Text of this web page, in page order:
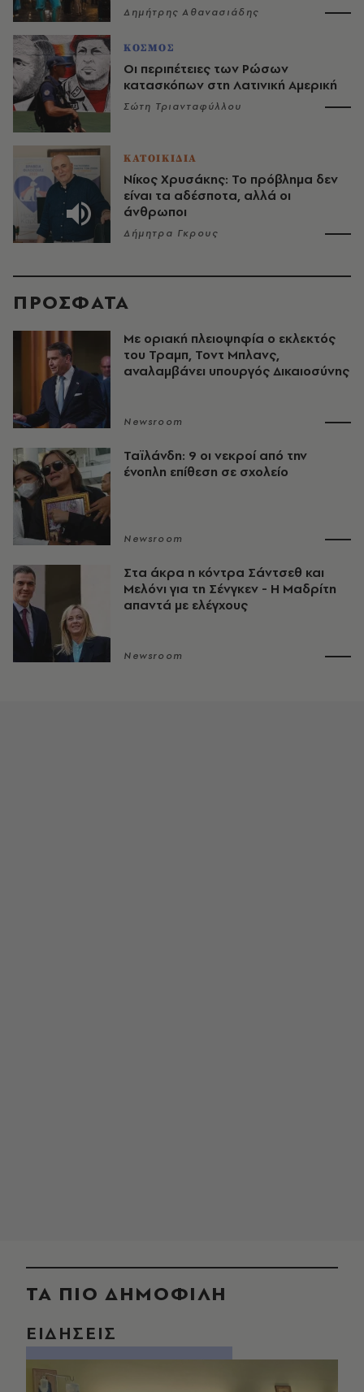
Δημήτρης Αθανασιάδης
ΚΟΣΜΟΣ
Οι περιπέτειες των Ρώσων
κατασκόπων στη Λατινική Αμερική
Σώτη Τριανταφύλλου
ΚΑΤΟΙΚΙΔΙΑ
Νίκος Χρυσάκης: Το πρόβλημα δεν
είναι τα αδέσποτα, αλλά οι
άνθρωποι
Δήμητρα Γκρους
ΠΡΟΣΦΑΤΑ
Με οριακή πλειοψηφία ο εκλεκτός
του Τραμπ, Τοντ Μπλανς,
αναλαμβάνει υπουργός Δικαιοσύνης
Newsroom
Ταϊλάνδη: 9 οι νεκροί από την
ένοπλη επίθεση σε σχολείο
Newsroom
Στα άκρα η κόντρα Σάντσεθ και
Μελόνι για τη Σένγκεν - Η Μαδρίτη
απαντά με ελέγχους
Newsroom
ΤΑ ΠΙΟ ΔΗΜΟΦΙΛΗ
ΕΙΔΗΣΕΙΣ